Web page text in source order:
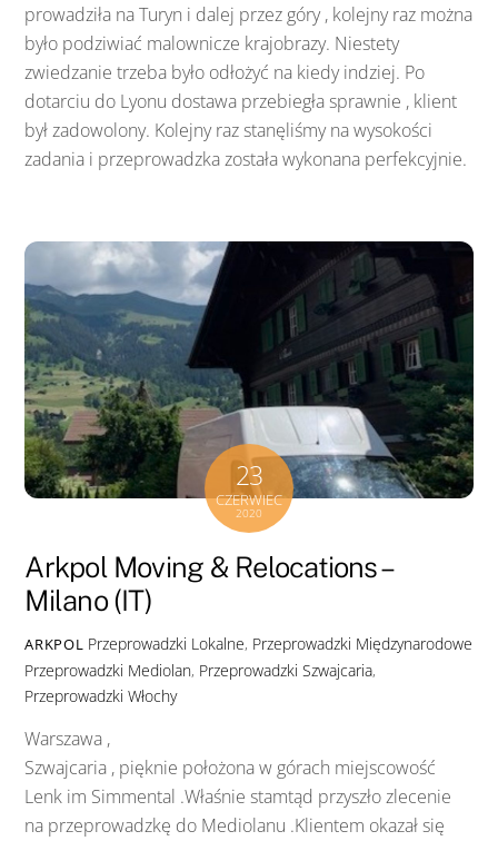
prowadziła na Turyn i dalej przez góry , kolejny raz można
było podziwiać malownicze krajobrazy. Niestety
zwiedzanie trzeba było odłożyć na kiedy indziej. Po
dotarciu do Lyonu dostawa przebiegła sprawnie , klient
był zadowolony. Kolejny raz stanęliśmy na wysokości
zadania i przeprowadzka została wykonana perfekcyjnie.
23
CZERWIEC
2020
Arkpol Moving & Relocations –
Milano (IT)
ARKPOL Przeprowadzki Lokalne, Przeprowadzki Międzynarodowe
Przeprowadzki Mediolan, Przeprowadzki Szwajcaria,
Przeprowadzki Włochy
Warszawa ,
Szwajcaria , pięknie położona w górach miejscowość
Lenk im Simmental .Właśnie stamtąd przyszło zlecenie
na przeprowadzkę do Mediolanu .Klientem okazał się